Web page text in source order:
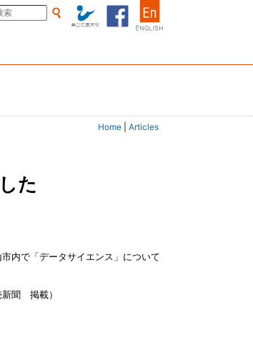
Home Articles
た
内で「データサイエンス」について
新聞 掲載）